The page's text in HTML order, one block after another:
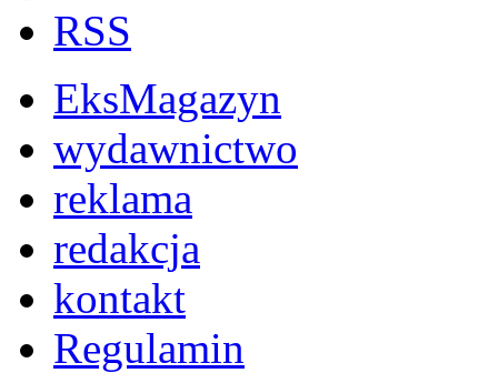
RSS
EksMagazyn
wydawnictwo
reklama
redakcja
kontakt
Regulamin